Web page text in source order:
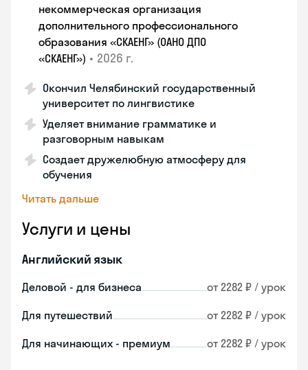
некоммерческая организация
дополнительного профессионального
образования «СКАЕНГ» (ОАНО ДПО
«СКАЕНГ») • 2026 г.
Окончил Челябинский государственный
университет по лингвистике
Уделяет внимание грамматике и
разговорным навыкам
Создает дружелюбную атмосферу для
обучения
Читать дальше
Услуги и цены
Английский язык
Деловой - для бизнеса от 2282 ₽ / урок
Для путешествий от 2282 ₽ / урок
Для начинающих - премиум от 2282 ₽ / урок